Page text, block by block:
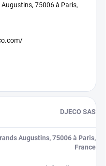
75006 à Paris,
DJECO SAS
Augustins, 75006 à Paris,
France